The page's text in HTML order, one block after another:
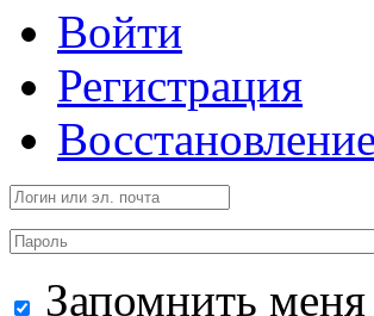
Войти
Регистрация
Запомнить меня